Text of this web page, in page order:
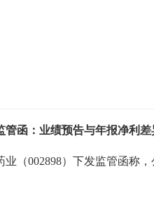
业（002898）下发监管函称